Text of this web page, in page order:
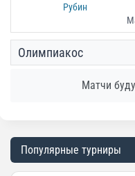
Рубин
Олимпиакос
Матчи
Популярные турниры